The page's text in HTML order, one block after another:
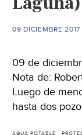
09 DICIEMBRE 2017
09 de
Nota de:
Luego de
hasta dos